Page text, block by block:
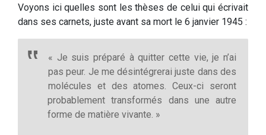
Voyons ici quelles sont les thèses de celui qui écrivait
dans ses carnets, juste avant sa mort le 6 janvier 1945 :
« Je suis préparé à quitter cette vie, je n’ai
pas peur. Je me désintégrerai juste dans des
molécules et des atomes. Ceux-ci seront
probablement transformés dans une autre
forme de matière vivante. »